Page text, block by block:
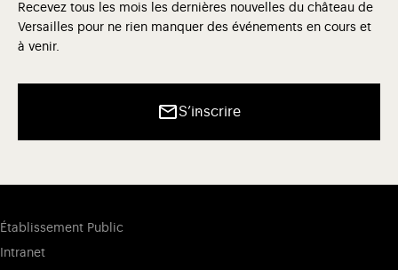
Recevez tous les mois les dernières nouvelles du château de
Versailles pour ne rien manquer des événements en cours et
à venir.
S’inscrire
Établissement Public
Intranet